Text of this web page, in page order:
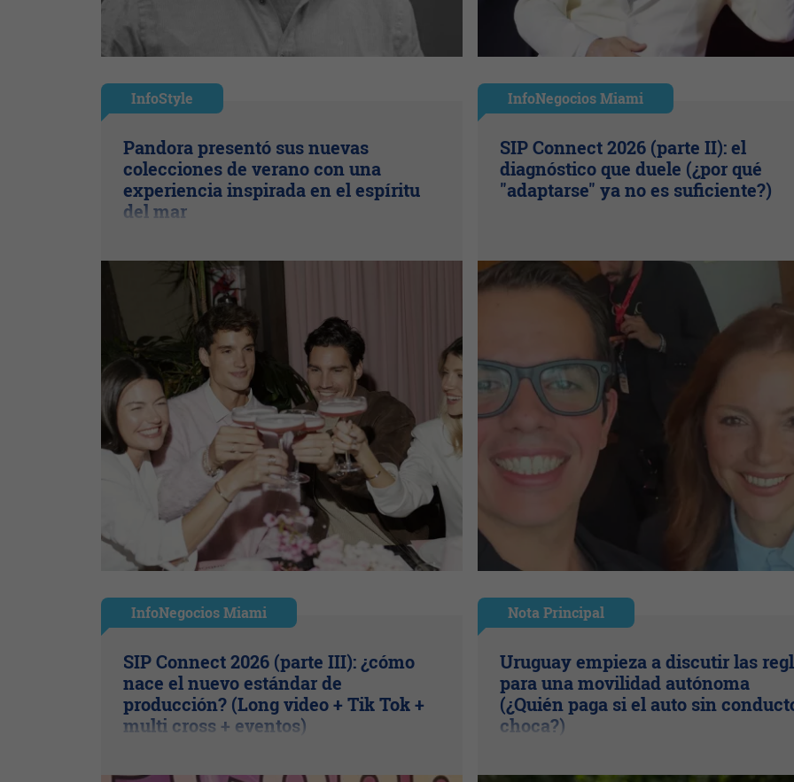
InfoStyle
Pandora presentó sus nuevas
colecciones de verano con una
experiencia inspirada en el espíritu
del mar
InfoNegocios Miami
SIP Connect 2026 (parte II): el
diagnóstico que duele (¿por qué
"adaptarse" ya no es suficiente?)
InfoNegocios Miami
SIP Connect 2026 (parte III): ¿cómo
nace el nuevo estándar de
producción? (Long video + Tik Tok +
multi cross + eventos)
Nota Principal
Uruguay empieza a discutir las
para una movilidad autónoma
(¿Quién paga si el auto sin
choca?)